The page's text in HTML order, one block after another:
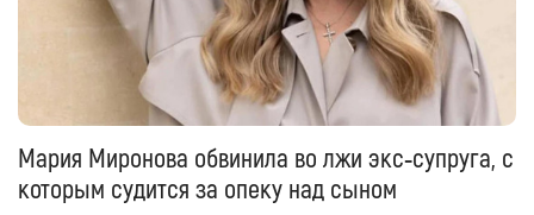
Мария Миронова обвинила во лжи экс‑супруга, с
которым судится за опеку над сыном